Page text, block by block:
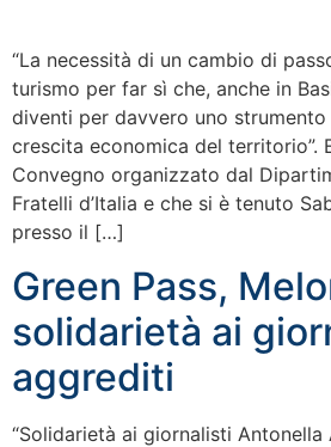
“La necessità di un cambio di
turismo per far sì che, anche in
diventi per davvero uno
crescita economica del territorio”.
Convegno organizzato dal
Fratelli d’Italia e che si è tenuto
presso il […]
Green Pass,
solidarietà ai
aggrediti
“Solidarietà ai giornalisti Antonella